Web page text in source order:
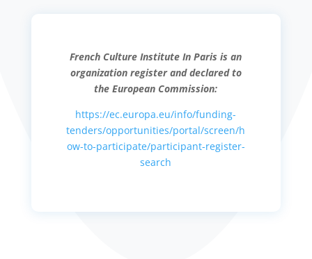
French Culture Institute In Paris is an
organization register and declared to
the European Commission:
https://ec.europa.eu/info/funding-
tenders/opportunities/portal/screen/h
ow-to-participate/participant-register-
search